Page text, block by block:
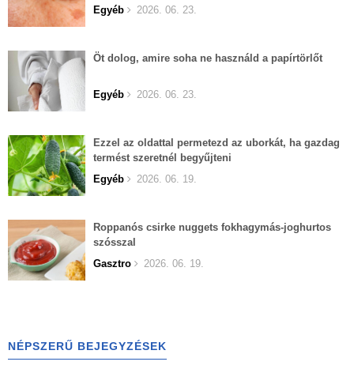
Egyéb 2026. 06. 23.
Öt dolog, amire soha ne használd a papírtörlőt
Egyéb 2026. 06. 23.
Ezzel az oldattal permetezd az uborkát, ha gazdag
termést szeretnél begyűjteni
Egyéb
2026. 06. 19.
Roppanós csirke nuggets fokhagymás-joghurtos
szósszal
Gasztro
2026. 06. 19.
NÉPSZERŰ BEJEGYZÉSEK